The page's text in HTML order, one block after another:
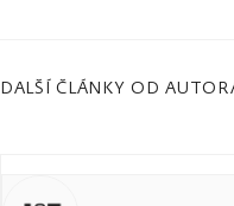
DALŠÍ ČLÁNKY OD